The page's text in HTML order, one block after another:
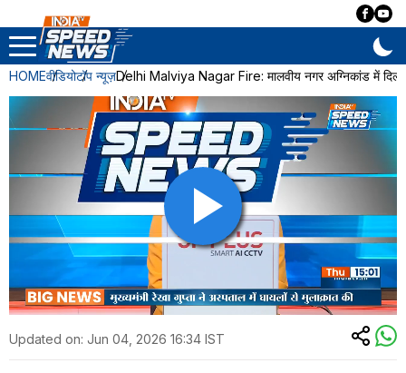
HOMEवीडियोटॉप न्यूज़Delhi Malviya Nagar Fire: मालवीय नगर अग्निकांड में
Updated on: Jun 04, 2026 16:34 IST